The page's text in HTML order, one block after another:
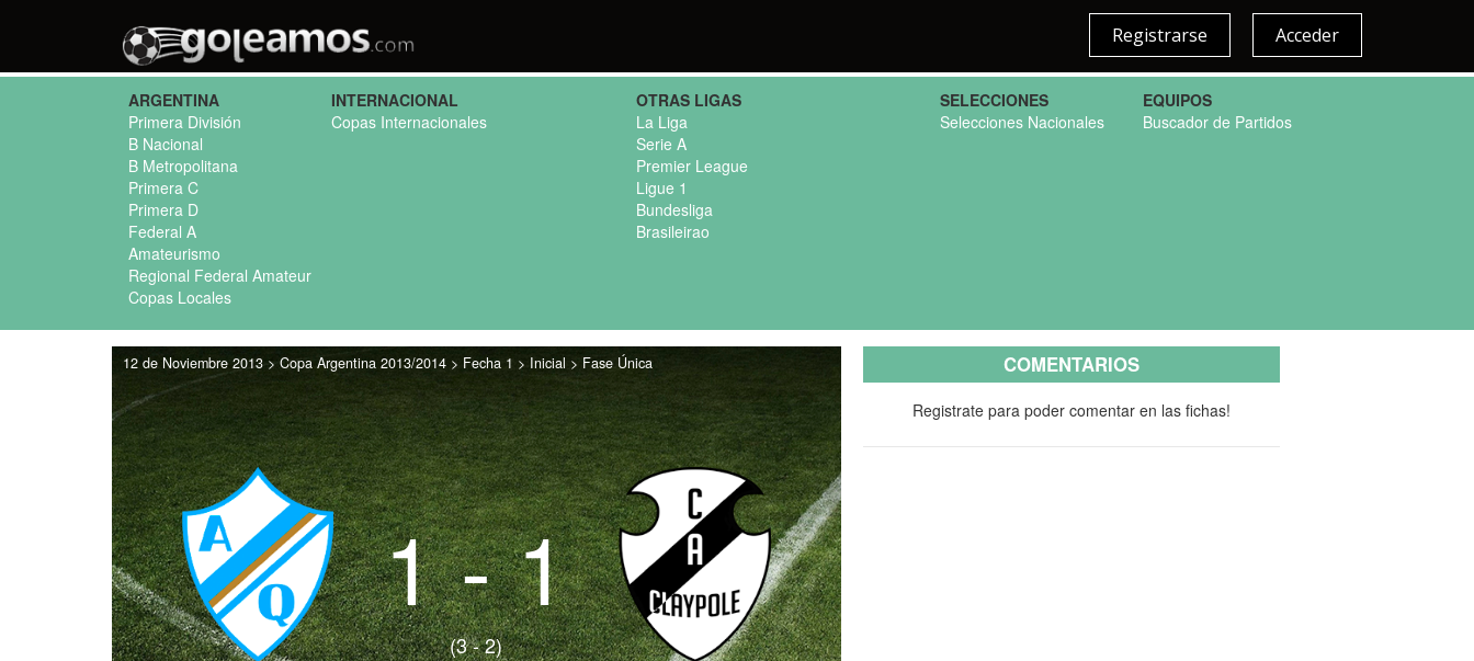
Acceder
Registrarse
ARGENTINA
Primera División
B Nacional
B Metropolitana
Primera C
Primera D
Federal A
Amateurismo
Regional Federal Amateur
Copas Locales
INTERNACIONAL
Copas Internacionales
OTRAS LIGAS
La Liga
Serie A
Premier League
Ligue 1
Bundesliga
Brasileirao
SELECCIONES
Selecciones Nacionales
EQUIPOS
Buscador de Partidos
12 de Noviembre 2013 > Copa Argentina 2013/2014 > Fecha 1 > Inicial > Fase Única
1 - 1
(3 - 2)
COMENTARIOS
Registrate para poder comentar en las fichas!